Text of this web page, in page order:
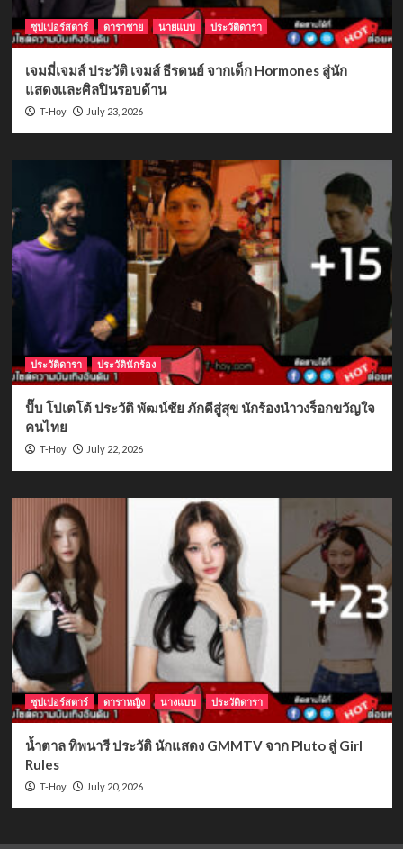
ซุปเปอร์สตาร์ ดาราชาย นายแบบ ประวัติดารา
เจมมี่เจมส์ ประวัติ เจมส์ ธีรดนย์ จากเด็ก Hormones สู่นัก
แสดงและศิลปินรอบด้าน
T-Hoy July 23, 2026
ประวัติดารา ประวัตินักร้อง
ปั๊บ โปเตโต้ ประวัติ พัฒน์ชัย ภักดีสู่สุข นักร้องนำวงร็อกขวัญใจ
คนไทย
T-Hoy July 22, 2026
ซุปเปอร์สตาร์ ดาราหญิง นางแบบ ประวัติดารา
น้ำตาล ทิพนารี ประวัติ นักแสดง GMMTV จาก Pluto สู่ Girl
Rules
T-Hoy July 20, 2026